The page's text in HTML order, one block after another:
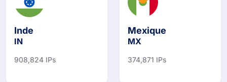
IN MX